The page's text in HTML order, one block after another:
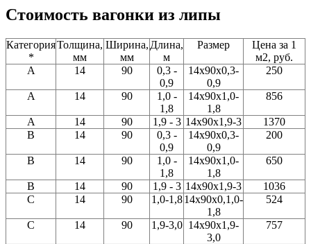
Стоимость вагонки из липы
Категория
*
Толщина,
мм
Ширина,
мм
Длина,
м
Размер
Цена за 1
м2, руб.
А
14 90
0,3 -
0,9
14x90x0,3-
0,9
250
А 14 90
1,0 -
1,8
14x90x1,0-
1,8
856
А 14 90 1,9 - 3 14x90x1,9-3
1370
В
14 90
0,3 -
0,9
14x90x0,3-
0,9
200
В 14 90
1,0 -
1,8
14x90х1,0-
1,8
650
В 14 90 1,9 - 3 14x90x1,9-3
1036
С
14 90 1,0-1,8 14x90x0,1,0-
1,8
524
С 14 90 1,9-3,0 14x90x1,9-
3,0
757